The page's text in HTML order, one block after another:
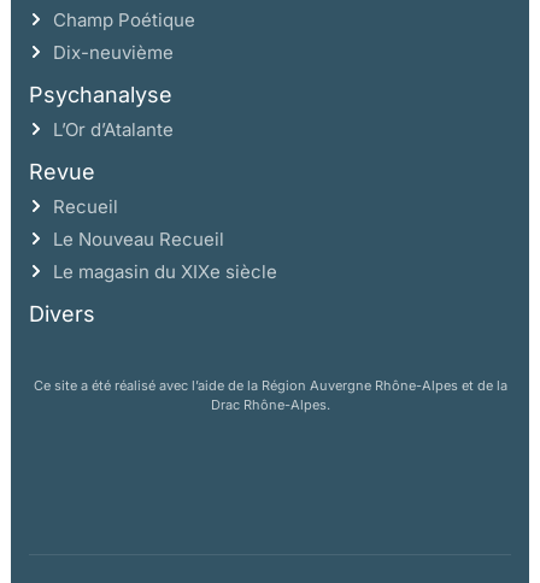
Champ Poétique
Dix-neuvième
Psychanalyse
L’Or d’Atalante
Revue
Recueil
Le Nouveau Recueil
Le magasin du XIXe siècle
Divers
Ce site a été réalisé avec l’aide de la Région Auvergne Rhône-Alpes et de la
Drac Rhône-Alpes.